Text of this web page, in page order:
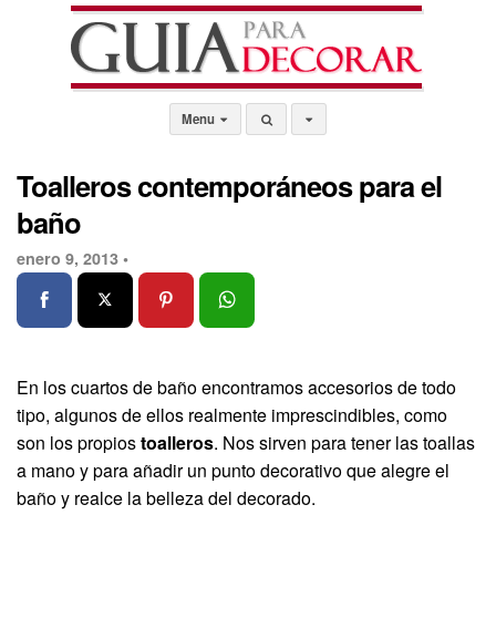
Menu
Toalleros contemporáneos para el
baño
enero 9, 2013 •
En los cuartos de baño encontramos accesorios de todo
tipo, algunos de ellos realmente imprescindibles, como
son los propiostoalleros. Nos sirven para tener las toallas
a mano y para añadir un punto decorativo que alegre el
baño y realce la belleza del decorado.